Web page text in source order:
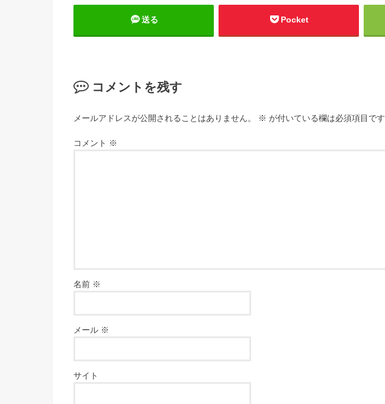
送る Pocket
コメントを残す
メールアドレスが公開されることはありません。 ※ が付いている欄は必須項目です
コメント ※
名前 ※
メール ※
サイト